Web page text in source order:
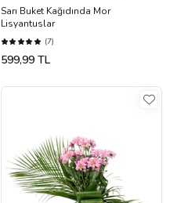
Sarı Buket Kağıdında Mor
Lisyantuslar
(7)
599,99 TL